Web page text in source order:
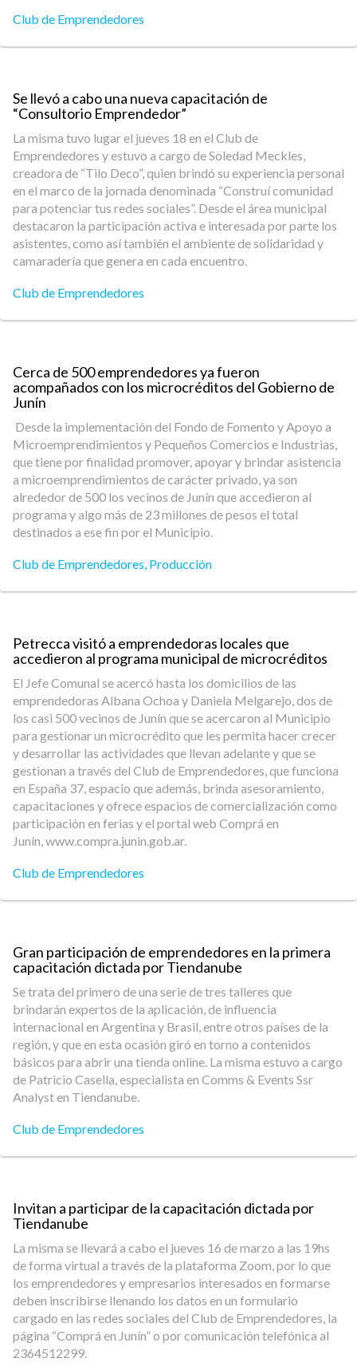
Club de Emprendedores
Se llevó a cabo una nueva capacitación de
“Consultorio Emprendedor”
La misma tuvo lugar el jueves 18 en el Club de
Emprendedores y estuvo a cargo de Soledad Meckles,
creadora de “Tilo Deco”, quien brindó su experiencia personal
en el marco de la jornada denominada “Construí comunidad
para potenciar tus redes sociales”. Desde el área municipal
destacaron la participación activa e interesada por parte los
asistentes, como así también el ambiente de solidaridad y
camaradería que genera en cada encuentro.
Club de Emprendedores
Cerca de 500 emprendedores ya fueron
acompañados con los microcréditos del Gobierno de
Junín
Desde la implementación del Fondo de Fomento y Apoyo a
Microemprendimientos y Pequeños Comercios e Industrias,
que tiene por finalidad promover, apoyar y brindar asistencia
a microemprendimientos de carácter privado, ya son
alrededor de 500 los vecinos de Junín que accedieron al
programa y algo más de 23 millones de pesos el total
destinados a ese fin por el Municipio.
Club de Emprendedores, Producción
Petrecca visitó a emprendedoras locales que
accedieron al programa municipal de microcréditos
El Jefe Comunal se acercó hasta los domicilios de las
emprendedoras Albana Ochoa y Daniela Melgarejo, dos de
los casi 500 vecinos de Junín que se acercaron al Municipio
para gestionar un microcrédito que les permita hacer crecer
y desarrollar las actividades que llevan adelante y que se
gestionan a través del Club de Emprendedores, que funciona
en España 37, espacio que además, brinda asesoramiento,
capacitaciones y ofrece espacios de comercialización como
participación en ferias y el portal web Comprá en
Junín, www.compra.junin.gob.ar.
Club de Emprendedores
Gran participación de emprendedores en la primera
capacitación dictada por Tiendanube
Se trata del primero de una serie de tres talleres que
brindarán expertos de la aplicación, de influencia
internacional en Argentina y Brasil, entre otros países de la
región, y que en esta ocasión giró en torno a contenidos
básicos para abrir una tienda online. La misma estuvo a cargo
de Patricio Casella, especialista en Comms & Events Ssr
Analyst en Tiendanube.
Club de Emprendedores
Invitan a participar de la capacitación dictada por
Tiendanube
La misma se llevará a cabo el jueves 16 de marzo a las 19hs
de forma virtual a través de la plataforma Zoom, por lo que
los emprendedores y empresarios interesados en formarse
deben inscribirse llenando los datos en un formulario
cargado en las redes sociales del Club de Emprendedores, la
página “Comprá en Junín” o por comunicación telefónica al
2364512299.